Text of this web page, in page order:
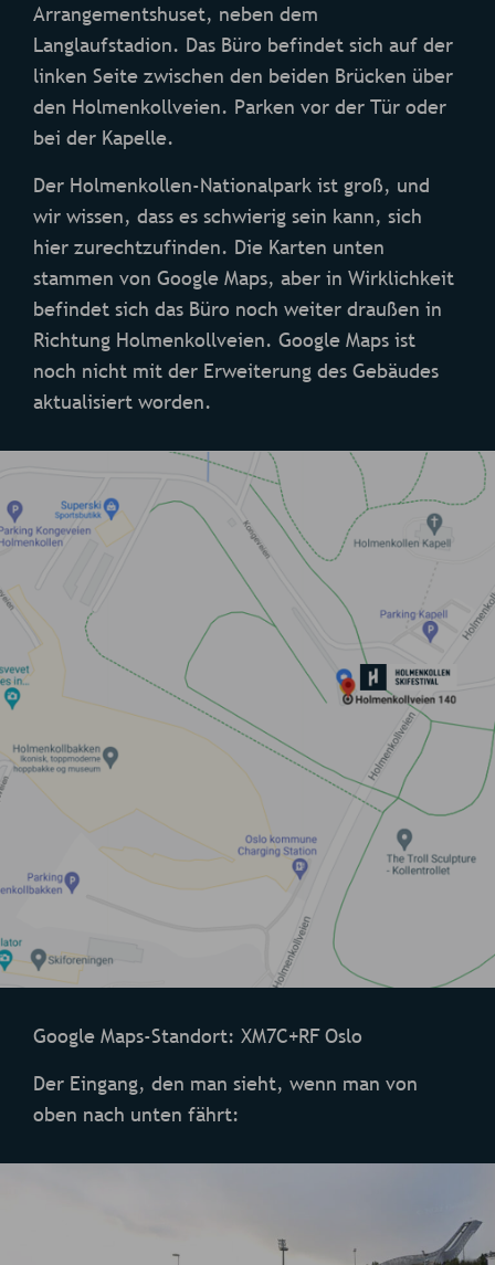
Arrangementshuset, neben dem
Langlaufstadion. Das Büro befindet sich auf der
linken Seite zwischen den beiden Brücken über
den Holmenkollveien. Parken vor der Tür oder
bei der Kapelle.
Der Holmenkollen-Nationalpark ist groß, und
wir wissen, dass es schwierig sein kann, sich
hier zurechtzufinden. Die Karten unten
stammen von Google Maps, aber in Wirklichkeit
befindet sich das Büro noch weiter draußen in
Richtung Holmenkollveien. Google Maps ist
noch nicht mit der Erweiterung des Gebäudes
aktualisiert worden.
Google Maps-Standort: XM7C+RF Oslo
Der Eingang, den man sieht, wenn man von
oben nach unten fährt: